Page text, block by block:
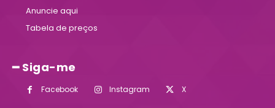
Anuncie aqui
Tabela de preços
━ Siga-me
Facebook Instagram X